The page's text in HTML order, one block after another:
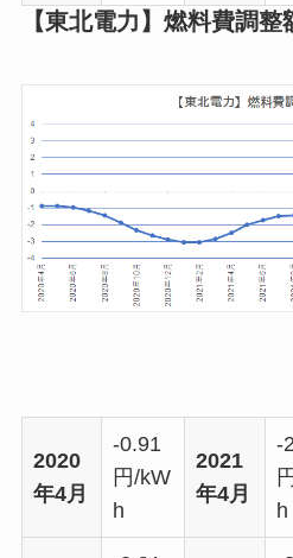
【東北電力】燃料費調整
2020
年4月
-0.91
円/kW
h
2021
年4月
-
h